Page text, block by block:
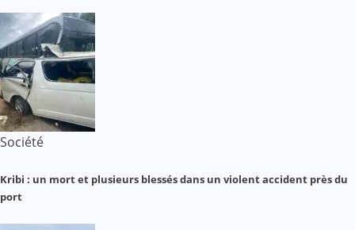
Société
Kribi : un mort et plusieurs blessés dans un violent accident près du
port